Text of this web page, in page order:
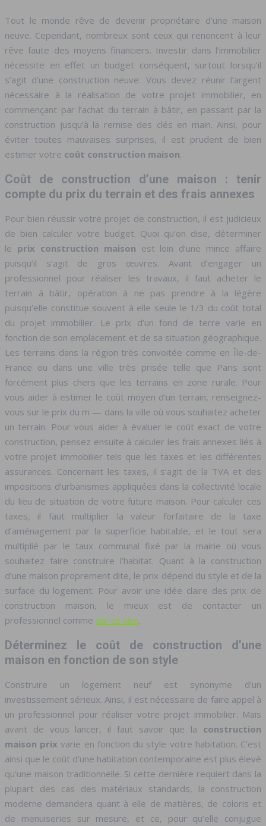
Tout le monde rêve de devenir propriétaire d’une maison
neuve. Cependant, nombreux sont ceux qui renoncent à leur
rêve faute des moyens financiers. Investir dans l’immobilier
nécessite en effet un budget conséquent, surtout lorsqu’il
s’agit d’une construction neuve. Vous devez réunir l’argent
nécessaire à la réalisation de votre projet immobilier, en
commençant par l’achat du terrain à bâtir, en passant par la
construction jusqu’à la remise des clés en main. Ainsi, pour
éviter toutes mauvaises surprises, il est prudent de bien
estimer votre coût construction maison.
Coût de construction d’une maison : tenir
compte du prix du terrain et des frais annexes
Pour bien réussir votre projet de construction, il est judicieux
de bien calculer votre budget. Quoi qu’on dise, déterminer
le prix construction maison est loin d’une mince affaire
puisqu’il s’agit de gros œuvres. Avant d’engager un
professionnel pour réaliser les travaux, il faut acheter le
terrain à bâtir, opération à ne pas prendre à la légère
puisqu’elle constitue souvent à elle seule le 1/3 du coût total
du projet immobilier. Le prix d’un fond de terre varie en
fonction de son emplacement et de sa situation géographique.
Les terrains dans la région très convoitée comme en Île-de-
France ou dans une ville très prisée telle que Paris sont
forcément plus chers que les terrains en zone rurale. Pour
vous aider à estimer le coût moyen d’un terrain, renseignez-
vous sur le prix du m — dans la ville où vous souhaitez acheter
un terrain. Pour vous aider à évaluer le coût exact de votre
construction, pensez ensuite à calculer les frais annexes liés à
votre projet immobilier tels que les taxes et les différentes
assurances. Concernant les taxes, il s’agit de la TVA et des
impositions d’urbanismes appliquées dans la collectivité locale
du lieu de situation de votre future maison. Pour calculer ces
taxes, il faut multiplier la valeur forfaitaire de la taxe
d’aménagement par la superficie habitable, et le tout sera
multiplié par le taux communal fixé par la mairie où vous
souhaitez faire construire l’habitat. Quant à la construction
d’une maison proprement dite, le prix dépend du style et de la
surface du logement. Pour avoir une idée claire des prix de
construction maison, le mieux est de contacter un
professionnel comme sur ce site.
Déterminez le coût de construction d’une
maison en fonction de son style
Construire un logement neuf est synonyme d’un
investissement sérieux. Ainsi, il est nécessaire de faire appel à
un professionnel pour réaliser votre projet immobilier. Mais
avant de vous lancer, il faut savoir que la construction
maison prixvarie en fonction du style votre habitation. C’est
ainsi que le coût d’une habitation contemporaine est plus élevé
qu’une maison traditionnelle. Si cette dernière requiert dans la
plupart des cas des matériaux standards, la construction
moderne demandera quant à elle de matières, de coloris et
de menuiseries sur mesure, et ce, pour qu’elle conjugue